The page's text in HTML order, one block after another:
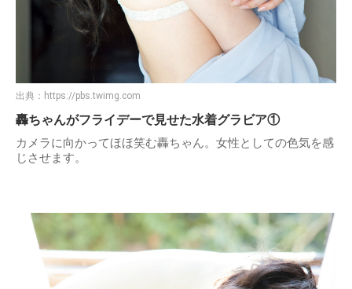
出典： https://pbs.twimg.com
轟ちゃんがフライデーで見せた水着グラビア①
カメラに向かってほほ笑む轟ちゃん。女性としての色気を感
じさせます。